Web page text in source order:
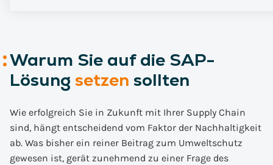
Warum Sie auf die SAP-
Lösungsetzen sollten
Wie erfolgreich Sie in Zukunft mit Ihrer Supply Chain
sind, hängt entscheidend vom Faktor der Nachhaltigkeit
ab. Was bisher ein reiner Beitrag zum Umweltschutz
gewesen ist, gerät zunehmend zu einer Frage des